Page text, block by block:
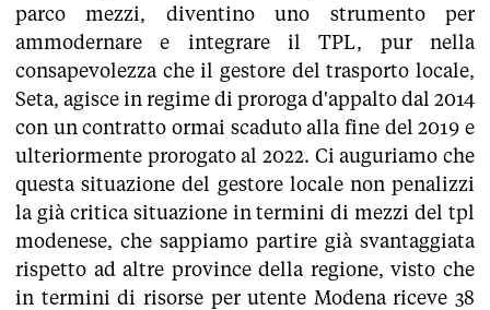
parco mezzi, diventino uno strumento per
ammodernare e integrare il TPL, pur nella
consapevolezza che il gestore del trasporto locale,
Seta, agisce in regime di proroga d'appalto dal 2014
con un contratto ormai scaduto alla fine del 2019 e
ulteriormente prorogato al 2022. Ci auguriamo che
questa situazione del gestore locale non penalizzi
la già critica situazione in termini di mezzi del tpl
modenese, che sappiamo partire già svantaggiata
rispetto ad altre province della regione, visto che
in termini di risorse per utente Modena riceve 38